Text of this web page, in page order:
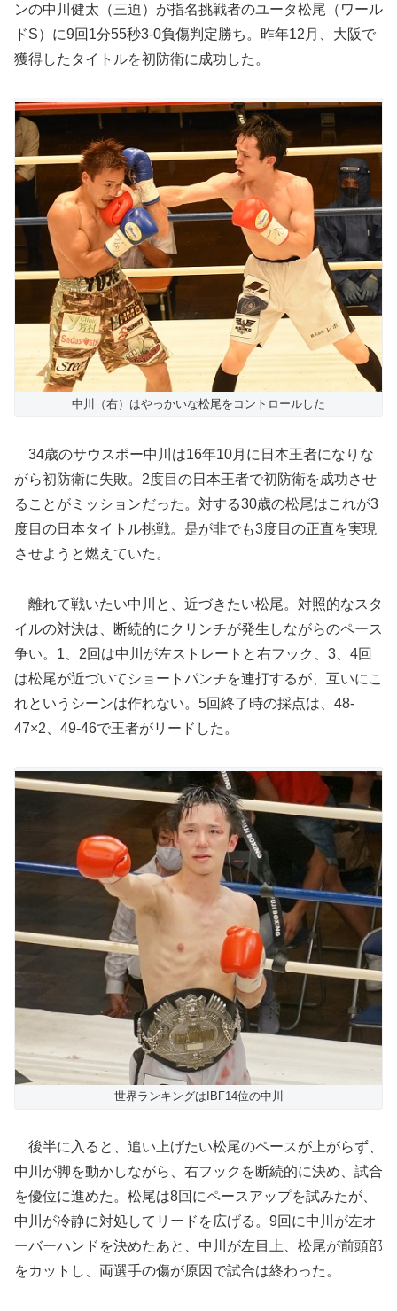
ンの中川健太（三迫）が指名挑戦者のユータ松尾（ワール
ドS）に9回1分55秒3-0負傷判定勝ち。昨年12月、大阪で
獲得したタイトルを初防衛に成功した。
中川（右）はやっかいな松尾をコントロールした
34歳のサウスポー中川は16年10月に日本王者になりな
がら初防衛に失敗。2度目の日本王者で初防衛を成功させ
ることがミッションだった。対する30歳の松尾はこれが3
度目の日本タイトル挑戦。是が非でも3度目の正直を実現
させようと燃えていた。
離れて戦いたい中川と、近づきたい松尾。対照的なスタ
イルの対決は、断続的にクリンチが発生しながらのペース
争い。1、2回は中川が左ストレートと右フック、3、4回
は松尾が近づいてショートパンチを連打するが、互いにこ
れというシーンは作れない。5回終了時の採点は、48-
47×2、49-46で王者がリードした。
世界ランキングはIBF14位の中川
後半に入ると、追い上げたい松尾のペースが上がらず、
中川が脚を動かしながら、右フックを断続的に決め、試合
を優位に進めた。松尾は8回にペースアップを試みたが、
中川が冷静に対処してリードを広げる。9回に中川が左オ
ーバーハンドを決めたあと、中川が左目上、松尾が前頭部
をカットし、両選手の傷が原因で試合は終わった。